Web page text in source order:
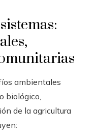
ambientales
biológico,
de la agricultura